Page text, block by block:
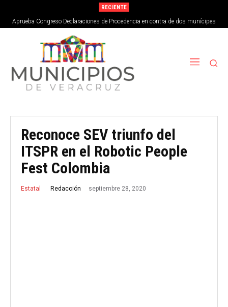
RECIENTE
Aprueba Congreso Declaraciones de Procedencia en contra de dos munícipes
Reconoce SEV triunfo del
ITSPR en el Robotic People
Fest Colombia
Estatal Redacción septiembre 28, 2020